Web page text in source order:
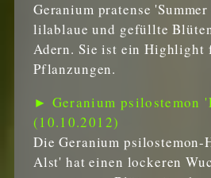
Geranium pratense
lilablaue und gefüllte
Adern. Sie ist ein Highlight
Pflanzungen.
► Geranium psilostemon
(10.10.2012)
Die Geranium psilostemon-
Alst' hat einen lockeren